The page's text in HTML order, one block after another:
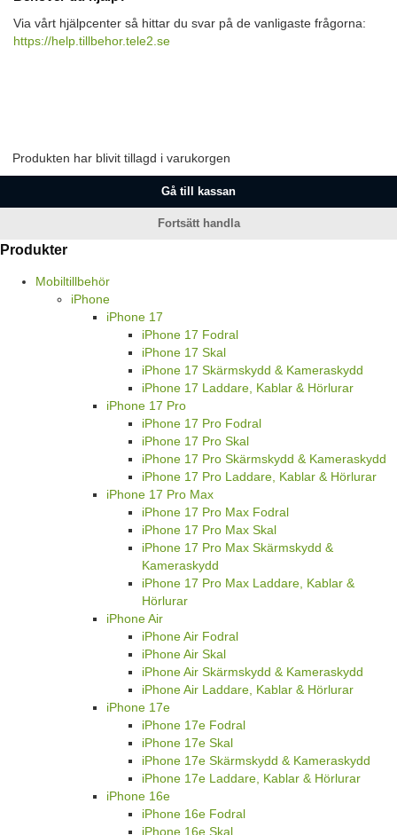
Via vårt hjälpcenter så hittar du svar på de vanligaste frågorna:
https://help.tillbehor.tele2.se
Produkten har blivit tillagd i varukorgen
Gå till kassan
Fortsätt handla
Produkter
Mobiltillbehör
iPhone
iPhone 17
iPhone 17 Fodral
iPhone 17 Skal
iPhone 17 Skärmskydd & Kameraskydd
iPhone 17 Laddare, Kablar & Hörlurar
iPhone 17 Pro
iPhone 17 Pro Fodral
iPhone 17 Pro Skal
iPhone 17 Pro Skärmskydd & Kameraskydd
iPhone 17 Pro Laddare, Kablar & Hörlurar
iPhone 17 Pro Max
iPhone 17 Pro Max Fodral
iPhone 17 Pro Max Skal
iPhone 17 Pro Max Skärmskydd &
Kameraskydd
iPhone 17 Pro Max Laddare, Kablar &
Hörlurar
iPhone Air
iPhone Air Fodral
iPhone Air Skal
iPhone Air Skärmskydd & Kameraskydd
iPhone Air Laddare, Kablar & Hörlurar
iPhone 17e
iPhone 17e Fodral
iPhone 17e Skal
iPhone 17e Skärmskydd & Kameraskydd
iPhone 17e Laddare, Kablar & Hörlurar
iPhone 16e
iPhone 16e Fodral
iPhone 16e Skal